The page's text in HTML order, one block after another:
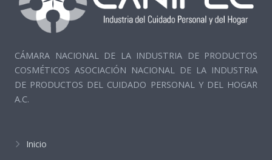
CÁMARA NACIONAL DE LA INDUSTRIA DE PRODUCTOS
COSMÉTICOS ASOCIACIÓN NACIONAL DE LA INDUSTRIA
DE PRODUCTOS DEL CUIDADO PERSONAL Y DEL HOGAR
A.C.
Inicio